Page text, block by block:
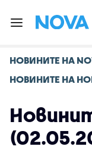
НОВИНИТЕ НА
НОВИНИТЕ НА